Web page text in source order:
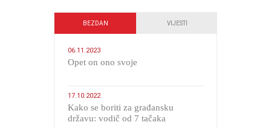
BEZDAN VIJESTI
06.11.2023
​Opet on ono svoje
17.10.2022
Kako se boriti za građansku
državu: vodič od 7 tačaka